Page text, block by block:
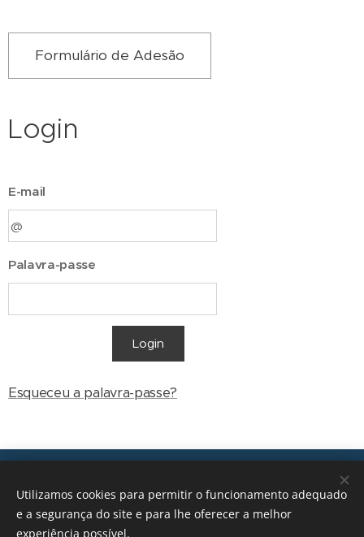
Formulário de Adesão
Login
E-mail
Palavra-passe
Login
Esqueceu a palavra-passe?
geral@transicoes.pt
Utilizamos cookies para permitir o funcionamento adequado
e a segurança do site e para lhe oferecer a melhor
experiência possível.